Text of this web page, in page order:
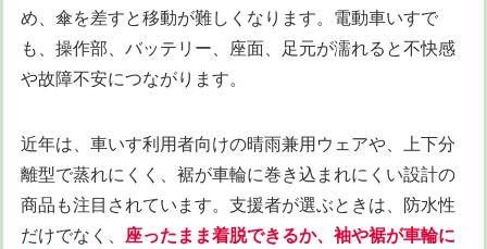
め、傘を差すと移動が難しくなります。電動車いすで
も、操作部、バッテリー、座面、足元が濡れると不快感
や故障不安につながります。
近年は、車いす利用者向けの晴雨兼用ウェアや、上下分
離型で蒸れにくく、裾が車輪に巻き込まれにくい設計の
商品も注目されています。支援者が選ぶときは、防水性
だけでなく、 座ったまま着脱できるか、袖や裾が車輪に